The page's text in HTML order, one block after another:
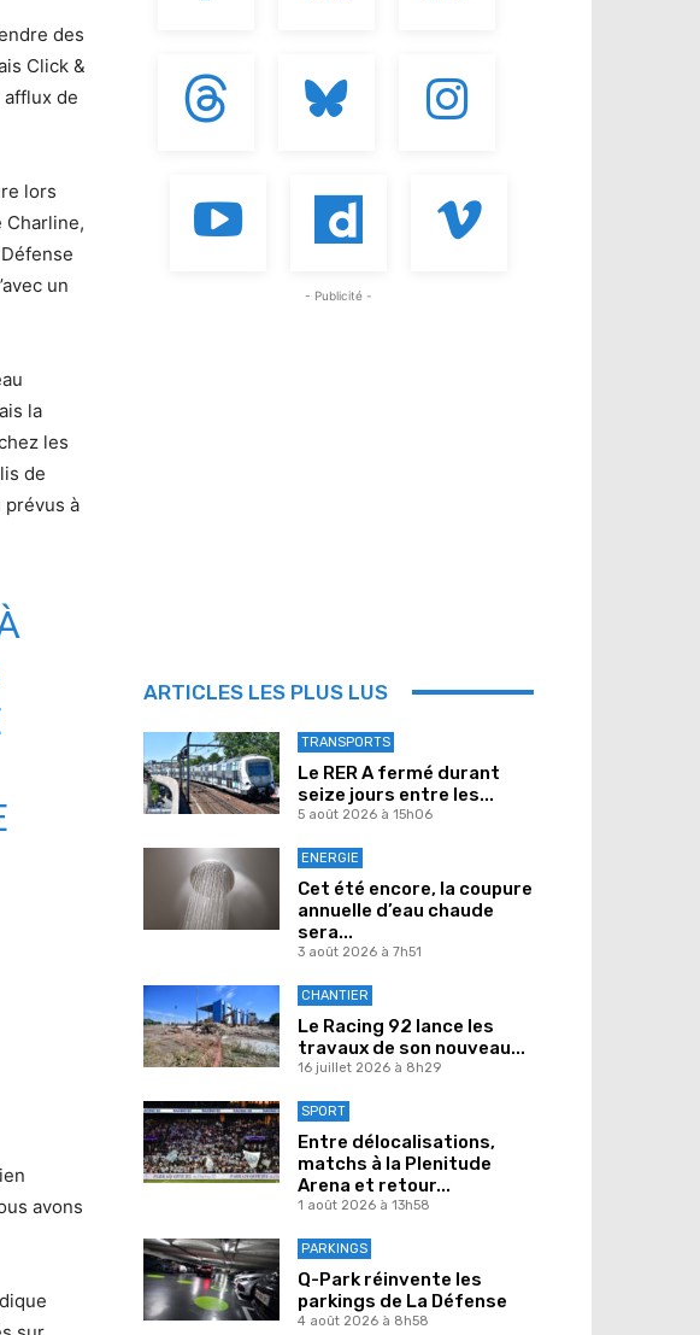
des
Click &
de
lors
Charline,
un
la
les
de
prévus à
avons
- Publicité -
ARTICLES LES PLUS LUS
TRANSPORTS
Le RER A fermé durant
seize jours entre les...
5 août 2026 à 15h06
ENERGIE
Cet été encore, la coupure
annuelle d’eau chaude
sera...
3 août 2026 à 7h51
CHANTIER
Le Racing 92 lance les
travaux de son nouveau...
16 juillet 2026 à 8h29
SPORT
Entre délocalisations,
matchs à la Plenitude
Arena et retour...
1 août 2026 à 13h58
PARKINGS
Q-Park réinvente les
parkings de La Défense
4 août 2026 à 8h58